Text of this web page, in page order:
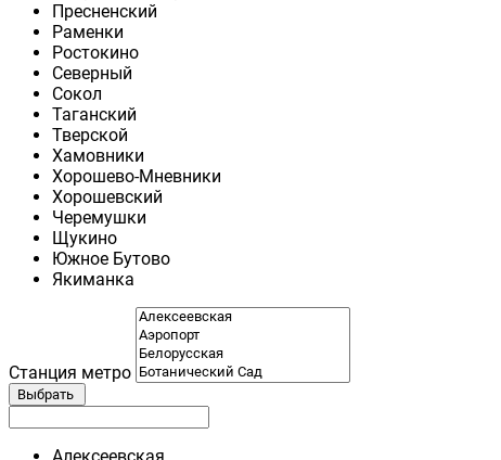
Пресненский
Раменки
Ростокино
Северный
Сокол
Таганский
Тверской
Хамовники
Хорошево-Мневники
Хорошевский
Черемушки
Щукино
Южное Бутово
Якиманка
Станция метро
Выбрать